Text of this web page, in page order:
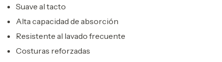
Suave al tacto
Alta capacidad de absorción
Resistente al lavado frecuente
Costuras reforzadas